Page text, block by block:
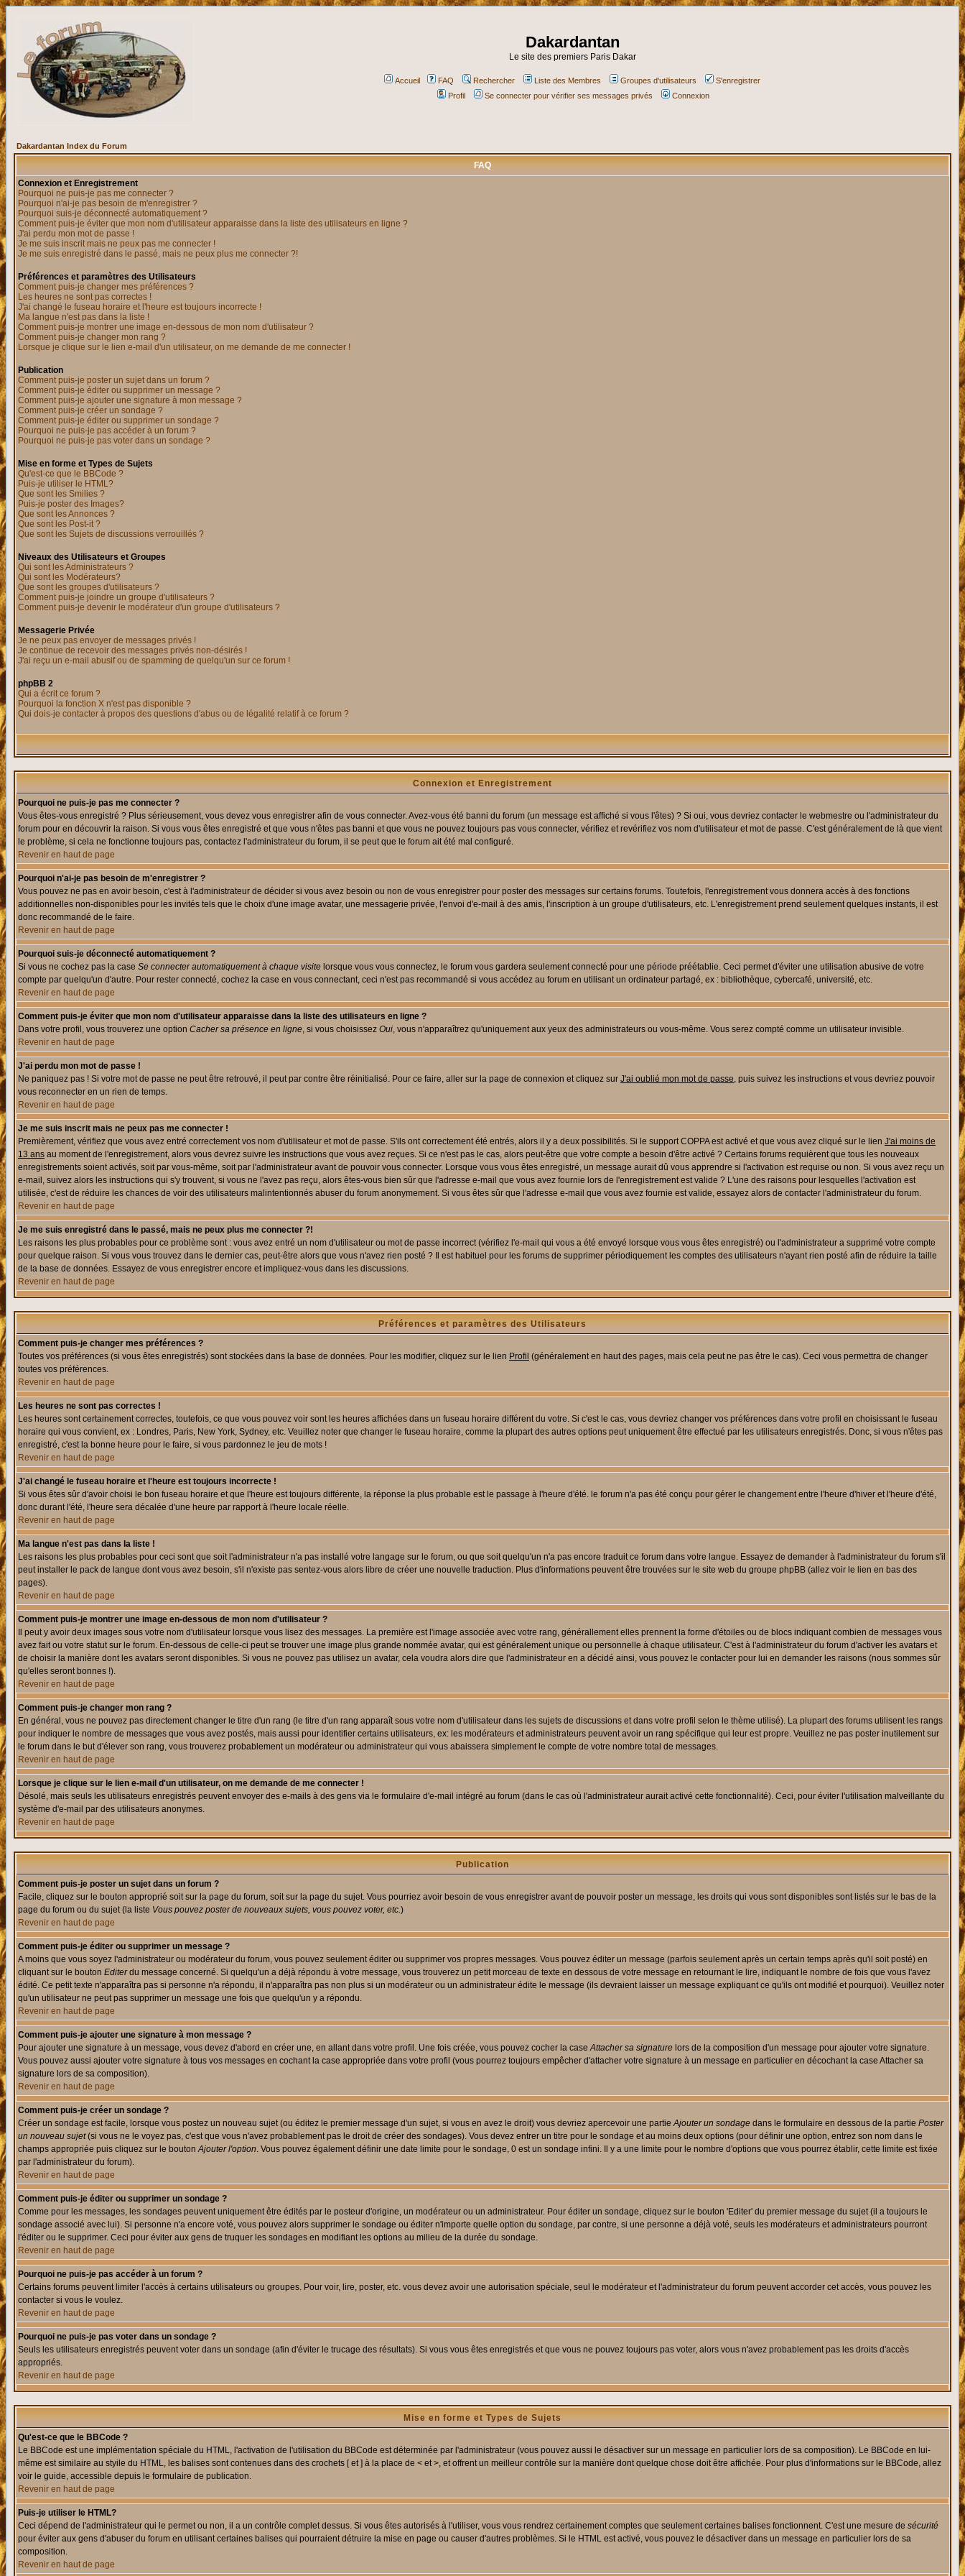
Dakardantan
Le site des premiers Paris Dakar
Accueil FAQ Rechercher Liste des Membres Groupes d'utilisateurs
S'enregistrer
Profil
Se connecter pour vérifier ses messages privés Connexion
Dakardantan Index du Forum
FAQ
Connexion et Enregistrement
Pourquoi ne puis-je pas me connecter ?
Pourquoi n'ai-je pas besoin de m'enregistrer ?
Pourquoi suis-je déconnecté automatiquement ?
Comment puis-je éviter que mon nom d'utilisateur apparaisse dans la liste des utilisateurs en ligne ?
J'ai perdu mon mot de passe !
Je me suis inscrit mais ne peux pas me connecter !
Je me suis enregistré dans le passé, mais ne peux plus me connecter ?!
Préférences et paramètres des Utilisateurs
Comment puis-je changer mes préférences ?
Les heures ne sont pas correctes !
J'ai changé le fuseau horaire et l'heure est toujours incorrecte !
Ma langue n'est pas dans la liste !
Comment puis-je montrer une image en-dessous de mon nom d'utilisateur ?
Comment puis-je changer mon rang ?
Lorsque je clique sur le lien e-mail d'un utilisateur, on me demande de me connecter !
Publication
Comment puis-je poster un sujet dans un forum ?
Comment puis-je éditer ou supprimer un message ?
Comment puis-je ajouter une signature à mon message ?
Comment puis-je créer un sondage ?
Comment puis-je éditer ou supprimer un sondage ?
Pourquoi ne puis-je pas accéder à un forum ?
Pourquoi ne puis-je pas voter dans un sondage ?
Mise en forme et Types de Sujets
Qu'est-ce que le BBCode ?
Puis-je utiliser le HTML?
Que sont les Smilies ?
Puis-je poster des Images?
Que sont les Annonces ?
Que sont les Post-it ?
Que sont les Sujets de discussions verrouillés ?
Niveaux des Utilisateurs et Groupes
Qui sont les Administrateurs ?
Qui sont les Modérateurs?
Que sont les groupes d'utilisateurs ?
Comment puis-je joindre un groupe d'utilisateurs ?
Comment puis-je devenir le modérateur d'un groupe d'utilisateurs ?
Messagerie Privée
Je ne peux pas envoyer de messages privés !
Je continue de recevoir des messages privés non-désirés !
J'ai reçu un e-mail abusif ou de spamming de quelqu'un sur ce forum !
phpBB 2
Qui a écrit ce forum ?
Pourquoi la fonction X n'est pas disponible ?
Qui dois-je contacter à propos des questions d'abus ou de légalité relatif à ce forum ?
Connexion et Enregistrement
Pourquoi ne puis-je pas me connecter ?
Vous êtes-vous enregistré ? Plus sérieusement, vous devez vous enregistrer afin de vous connecter. Avez-vous été banni du forum (un message est affiché si vous l'êtes) ? Si oui, vous devriez contacter le webmestre ou l'administrateur du
forum pour en découvrir la raison. Si vous vous êtes enregistré et que vous n'êtes pas banni et que vous ne pouvez toujours pas vous connecter, vérifiez et revérifiez vos nom d'utilisateur et mot de passe. C'est généralement de là que vient
le problème, si cela ne fonctionne toujours pas, contactez l'administrateur du forum, il se peut que le forum ait été mal configuré.
Revenir en haut de page
Pourquoi n'ai-je pas besoin de m'enregistrer ?
Vous pouvez ne pas en avoir besoin, c'est à l'administrateur de décider si vous avez besoin ou non de vous enregistrer pour poster des messages sur certains forums. Toutefois, l'enregistrement vous donnera accès à des fonctions
additionnelles non-disponibles pour les invités tels que le choix d'une image avatar, une messagerie privée, l'envoi d'e-mail à des amis, l'inscription à un groupe d'utilisateurs, etc. L'enregistrement prend seulement quelques instants, il est
donc recommandé de le faire.
Revenir en haut de page
Pourquoi suis-je déconnecté automatiquement ?
Si vous ne cochez pas la case Se connecter automatiquement à chaque visite lorsque vous vous connectez, le forum vous gardera seulement connecté pour une période préétablie. Ceci permet d'éviter une utilisation abusive de votre
compte par quelqu'un d'autre. Pour rester connecté, cochez la case en vous connectant, ceci n'est pas recommandé si vous accédez au forum en utilisant un ordinateur partagé, ex : bibliothèque, cybercafé, université, etc.
Revenir en haut de page
Comment puis-je éviter que mon nom d'utilisateur apparaisse dans la liste des utilisateurs en ligne ?
Dans votre profil, vous trouverez une option Cacher sa présence en ligne, si vous choisissez Oui, vous n'apparaîtrez qu'uniquement aux yeux des administrateurs ou vous-même. Vous serez compté comme un utilisateur invisible.
Revenir en haut de page
J'ai perdu mon mot de passe !
Ne paniquez pas ! Si votre mot de passe ne peut être retrouvé, il peut par contre être réinitialisé. Pour ce faire, aller sur la page de connexion et cliquez sur J'ai oublié mon mot de passe, puis suivez les instructions et vous devriez pouvoir
vous reconnecter en un rien de temps.
Revenir en haut de page
Je me suis inscrit mais ne peux pas me connecter !
Premièrement, vérifiez que vous avez entré correctement vos nom d'utilisateur et mot de passe. S'ils ont correctement été entrés, alors il y a deux possibilités. Si le support COPPA est activé et que vous avez cliqué sur le lien J'ai moins de
13 ans au moment de l'enregistrement, alors vous devrez suivre les instructions que vous avez reçues. Si ce n'est pas le cas, alors peut-être que votre compte a besoin d'être activé ? Certains forums requièrent que tous les nouveaux
enregistrements soient activés, soit par vous-même, soit par l'administrateur avant de pouvoir vous connecter. Lorsque vous vous êtes enregistré, un message aurait dû vous apprendre si l'activation est requise ou non. Si vous avez reçu un
e-mail, suivez alors les instructions qui s'y trouvent, si vous ne l'avez pas reçu, alors êtes-vous bien sûr que l'adresse e-mail que vous avez fournie lors de l'enregistrement est valide ? L'une des raisons pour lesquelles l'activation est
utilisée, c'est de réduire les chances de voir des utilisateurs malintentionnés abuser du forum anonymement. Si vous êtes sûr que l'adresse e-mail que vous avez fournie est valide, essayez alors de contacter l'administrateur du forum.
Revenir en haut de page
Je me suis enregistré dans le passé, mais ne peux plus me connecter ?!
Les raisons les plus probables pour ce problème sont : vous avez entré un nom d'utilisateur ou mot de passe incorrect (vérifiez l'e-mail qui vous a été envoyé lorsque vous vous êtes enregistré) ou l'administrateur a supprimé votre compte
pour quelque raison. Si vous vous trouvez dans le dernier cas, peut-être alors que vous n'avez rien posté ? Il est habituel pour les forums de supprimer périodiquement les comptes des utilisateurs n'ayant rien posté afin de réduire la taille
de la base de données. Essayez de vous enregistrer encore et impliquez-vous dans les discussions.
Revenir en haut de page
Préférences et paramètres des Utilisateurs
Comment puis-je changer mes préférences ?
Toutes vos préférences (si vous êtes enregistrés) sont stockées dans la base de données. Pour les modifier, cliquez sur le lien Profil (généralement en haut des pages, mais cela peut ne pas être le cas). Ceci vous permettra de changer
toutes vos préférences.
Revenir en haut de page
Les heures ne sont pas correctes !
Les heures sont certainement correctes, toutefois, ce que vous pouvez voir sont les heures affichées dans un fuseau horaire différent du votre. Si c'est le cas, vous devriez changer vos préférences dans votre profil en choisissant le fuseau
horaire qui vous convient, ex : Londres, Paris, New York, Sydney, etc. Veuillez noter que changer le fuseau horaire, comme la plupart des autres options peut uniquement être effectué par les utilisateurs enregistrés. Donc, si vous n'êtes pas
enregistré, c'est la bonne heure pour le faire, si vous pardonnez le jeu de mots !
Revenir en haut de page
J'ai changé le fuseau horaire et l'heure est toujours incorrecte !
Si vous êtes sûr d'avoir choisi le bon fuseau horaire et que l'heure est toujours différente, la réponse la plus probable est le passage à l'heure d'été. le forum n'a pas été conçu pour gérer le changement entre l'heure d'hiver et l'heure d'été,
donc durant l'été, l'heure sera décalée d'une heure par rapport à l'heure locale réelle.
Revenir en haut de page
Ma langue n'est pas dans la liste !
Les raisons les plus probables pour ceci sont que soit l'administrateur n'a pas installé votre langage sur le forum, ou que soit quelqu'un n'a pas encore traduit ce forum dans votre langue. Essayez de demander à l'administrateur du forum s'il
peut installer le pack de langue dont vous avez besoin, s'il n'existe pas sentez-vous alors libre de créer une nouvelle traduction. Plus d'informations peuvent être trouvées sur le site web du groupe phpBB (allez voir le lien en bas des
pages).
Revenir en haut de page
Comment puis-je montrer une image en-dessous de mon nom d'utilisateur ?
Il peut y avoir deux images sous votre nom d'utilisateur lorsque vous lisez des messages. La première est l'image associée avec votre rang, générallement elles prennent la forme d'étoiles ou de blocs indiquant combien de messages vous
avez fait ou votre statut sur le forum. En-dessous de celle-ci peut se trouver une image plus grande nommée avatar, qui est généralement unique ou personnelle à chaque utilisateur. C'est à l'administrateur du forum d'activer les avatars et
de choisir la manière dont les avatars seront disponibles. Si vous ne pouvez pas utilisez un avatar, cela voudra alors dire que l'administrateur en a décidé ainsi, vous pouvez le contacter pour lui en demander les raisons (nous sommes sûr
qu'elles seront bonnes !).
Revenir en haut de page
Comment puis-je changer mon rang ?
En général, vous ne pouvez pas directement changer le titre d'un rang (le titre d'un rang apparaît sous votre nom d'utilisateur dans les sujets de discussions et dans votre profil selon le thème utilisé). La plupart des forums utilisent les rangs
pour indiquer le nombre de messages que vous avez postés, mais aussi pour identifier certains utilisateurs, ex: les modérateurs et administrateurs peuvent avoir un rang spécifique qui leur est propre. Veuillez ne pas poster inutilement sur
le forum dans le but d'élever son rang, vous trouverez probablement un modérateur ou administrateur qui vous abaissera simplement le compte de votre nombre total de messages.
Revenir en haut de page
Lorsque je clique sur le lien e-mail d'un utilisateur, on me demande de me connecter !
Désolé, mais seuls les utilisateurs enregistrés peuvent envoyer des e-mails à des gens via le formulaire d'e-mail intégré au forum (dans le cas où l'administrateur aurait activé cette fonctionnalité). Ceci, pour éviter l'utilisation malveillante du
système d'e-mail par des utilisateurs anonymes.
Revenir en haut de page
Publication
Comment puis-je poster un sujet dans un forum ?
Facile, cliquez sur le bouton approprié soit sur la page du forum, soit sur la page du sujet. Vous pourriez avoir besoin de vous enregistrer avant de pouvoir poster un message, les droits qui vous sont disponibles sont listés sur le bas de la
page du forum ou du sujet (la liste Vous pouvez poster de nouveaux sujets, vous pouvez voter, etc.)
Revenir en haut de page
Comment puis-je éditer ou supprimer un message ?
A moins que vous soyez l'administrateur ou modérateur du forum, vous pouvez seulement éditer ou supprimer vos propres messages. Vous pouvez éditer un message (parfois seulement après un certain temps après qu'il soit posté) en
cliquant sur le bouton Editerdu message concerné. Si quelqu'un a déjà répondu à votre message, vous trouverez un petit morceau de texte en dessous de votre message en retournant le lire, indiquant le nombre de fois que vous l'avez
édité. Ce petit texte n'apparaîtra pas si personne n'a répondu, il n'apparaîtra pas non plus si un modérateur ou un administrateur édite le message (ils devraient laisser un message expliquant ce qu'ils ont modifié et pourquoi). Veuillez noter
qu'un utilisateur ne peut pas supprimer un message une fois que quelqu'un y a répondu.
Revenir en haut de page
Comment puis-je ajouter une signature à mon message ?
Pour ajouter une signature à un message, vous devez d'abord en créer une, en allant dans votre profil. Une fois créée, vous pouvez cocher la caseAttacher sa signature lors de la composition d'un message pour ajouter votre signature.
Vous pouvez aussi ajouter votre signature à tous vos messages en cochant la case appropriée dans votre profil (vous pourrez toujours empêcher d'attacher votre signature à un message en particulier en décochant la case Attacher sa
signature lors de sa composition).
Revenir en haut de page
Comment puis-je créer un sondage ?
Créer un sondage est facile, lorsque vous postez un nouveau sujet (ou éditez le premier message d'un sujet, si vous en avez le droit) vous devriez apercevoir une partieAjouter un sondage dans le formulaire en dessous de la partie Poster
un nouveau sujet(si vous ne le voyez pas, c'est que vous n'avez probablement pas le droit de créer des sondages). Vous devez entrer un titre pour le sondage et au moins deux options (pour définir une option, entrez son nom dans le
champs appropriée puis cliquez sur le boutonAjouter l'option. Vous pouvez également définir une date limite pour le sondage, 0 est un sondage infini. Il y a une limite pour le nombre d'options que vous pourrez établir, cette limite est fixée
par l'administrateur du forum).
Revenir en haut de page
Comment puis-je éditer ou supprimer un sondage ?
Comme pour les messages, les sondages peuvent uniquement être édités par le posteur d'origine, un modérateur ou un administrateur. Pour éditer un sondage, cliquez sur le bouton 'Editer' du premier message du sujet (il a toujours le
sondage associé avec lui). Si personne n'a encore voté, vous pouvez alors supprimer le sondage ou éditer n'importe quelle option du sondage, par contre, si une personne a déjà voté, seuls les modérateurs et administrateurs pourront
l'éditer ou le supprimer. Ceci pour éviter aux gens de truquer les sondages en modifiant les options au milieu de la durée du sondage.
Revenir en haut de page
Pourquoi ne puis-je pas accéder à un forum ?
Certains forums peuvent limiter l'accès à certains utilisateurs ou groupes. Pour voir, lire, poster, etc. vous devez avoir une autorisation spéciale, seul le modérateur et l'administrateur du forum peuvent accorder cet accès, vous pouvez les
contacter si vous le voulez.
Revenir en haut de page
Pourquoi ne puis-je pas voter dans un sondage ?
Seuls les utilisateurs enregistrés peuvent voter dans un sondage (afin d'éviter le trucage des résultats). Si vous vous êtes enregistrés et que vous ne pouvez toujours pas voter, alors vous n'avez probablement pas les droits d'accès
appropriés.
Revenir en haut de page
Mise en forme et Types de Sujets
Qu'est-ce que le BBCode ?
Le BBCode est une implémentation spéciale du HTML, l'activation de l'utilisation du BBCode est déterminée par l'administrateur (vous pouvez aussi le désactiver sur un message en particulier lors de sa composition). Le BBCode en lui-
même est similaire au styile du HTML, les balises sont contenues dans des crochets [ et ] à la place de < et >, et offrent un meilleur contrôle sur la manière dont quelque chose doit être affichée. Pour plus d'informations sur le BBCode, allez
voir le guide, accessible depuis le formulaire de publication.
Revenir en haut de page
Puis-je utiliser le HTML?
Ceci dépend de l'administrateur qui le permet ou non, il a un contrôle complet dessus. Si vous êtes autorisés à l'utiliser, vous vous rendrez certainement comptes que seulement certaines balises fonctionnent. C'est une mesure de sécurité
pour éviter aux gens d'abuser du forum en utilisant certaines balises qui pourraient détruire la mise en page ou causer d'autres problèmes. Si le HTML est activé, vous pouvez le désactiver dans un message en particulier lors de sa
composition.
Revenir en haut de page